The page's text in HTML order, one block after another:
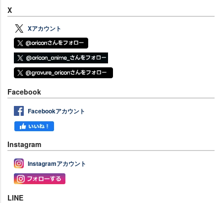
X
Xアカウント
Facebook
Facebookアカウント
Instagram
Instagramアカウント
LINE